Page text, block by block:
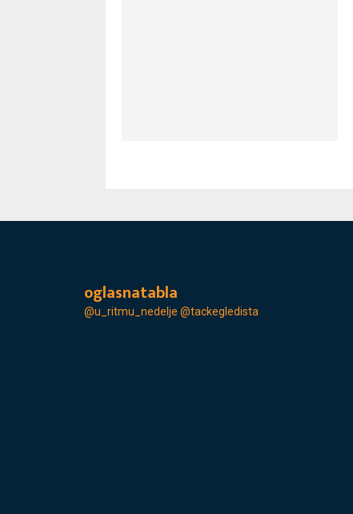
oglasnatabla
@u_ritmu_nedelje @tackegledista